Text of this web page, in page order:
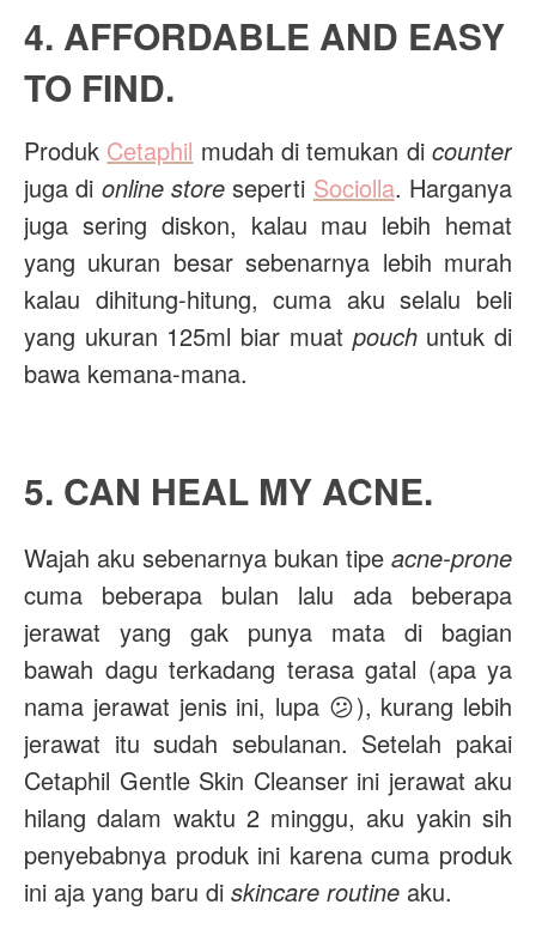
4. AFFORDABLE AND EASY
TO FIND.
Produk Cetaphil mudah di temukan dicounter
juga di online storeseperti Sociolla. Harganya
juga sering diskon, kalau mau lebih hemat
yang ukuran besar sebenarnya lebih murah
kalau dihitung-hitung, cuma aku selalu beli
yang ukuran 125ml biar muat pouchuntuk di
bawa kemana-mana.
5. CAN HEAL MY ACNE.
Wajah aku sebenarnya bukan tipe acne-prone
cuma beberapa bulan lalu ada beberapa
jerawat yang gak punya mata di bagian
bawah dagu terkadang terasa gatal (apa ya
nama jerawat jenis ini, lupa 😕), kurang lebih
jerawat itu sudah sebulanan. Setelah pakai
Cetaphil Gentle Skin Cleanser ini jerawat aku
hilang dalam waktu 2 minggu, aku yakin sih
penyebabnya produk ini karena cuma produk
ini aja yang baru di skincare routine aku.